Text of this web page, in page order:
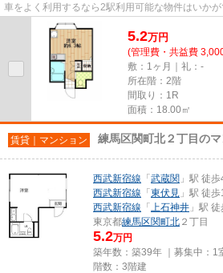
車をよく利用するなら2駅利用可能な物件はいか
に関して、自信をもって情報...
5.2万円
(管理費・共益費
敷：1ヶ月｜礼：-
所在階：2階
間取り：1R
面積：18.00㎡
賃貸｜マンション 練馬区関町北２丁目の
西武新宿線 「 武蔵関 」駅 徒
西武新宿線 「 東伏見 」駅 徒
西武新宿線 「 上石神井 」駅
東京都練馬区関町北 ２丁目
5.2万円
築年数：築39年 ｜募集中： 1
階数：3階建